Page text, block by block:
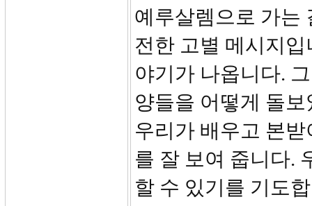
예루살렘으로 가는
전한 고별 메시지
야기가 나옵니다.
양들을 어떻게 돌
우리가 배우고 본
를 잘 보여 줍니다.
할 수 있기를 기도